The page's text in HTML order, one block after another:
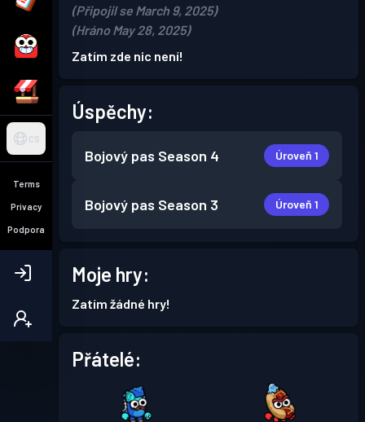
CS
Terms
Privacy
Podpora
(Připojil se March 9, 2025)
(Hráno May 28, 2025)
Zatím zde nic není!
Úspěchy:
Bojový pas Season 4 Úroveň 1
Bojový pas Season 3 Úroveň 1
Moje hry:
Zatím žádné hry!
Přátelé: